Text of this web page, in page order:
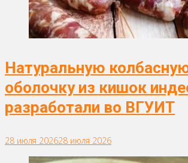
Натуральную
оболочку из кишок
разработали во ВГУИТ
28 июля 202628 июля 2026